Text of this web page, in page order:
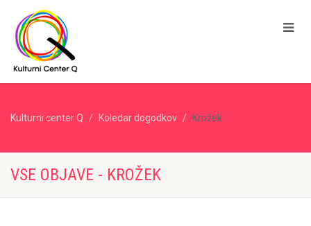
Kulturni center Q Koledar dogodkov Krožek
VSE OBJAVE - KROŽEK